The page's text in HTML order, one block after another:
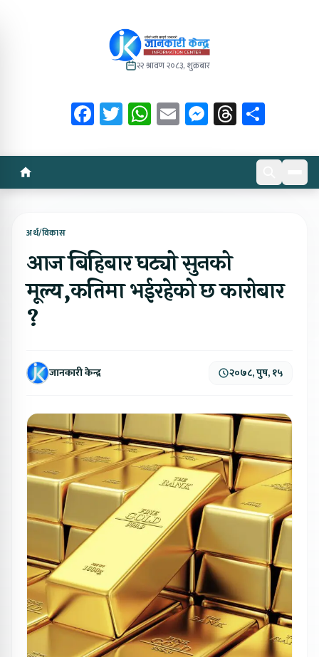
२२ श्रावण २०८३, शुक्रबार
Facebook
Twitter
WhatsApp
EmailMessenger
Threads
अर्थ/विकास
आज बिहिबार घट्यो सुनको
मूल्य,कतिमा भईरहेको छ कारोबार
?
जानकारी केन्द्र २०७८, पुष, १५